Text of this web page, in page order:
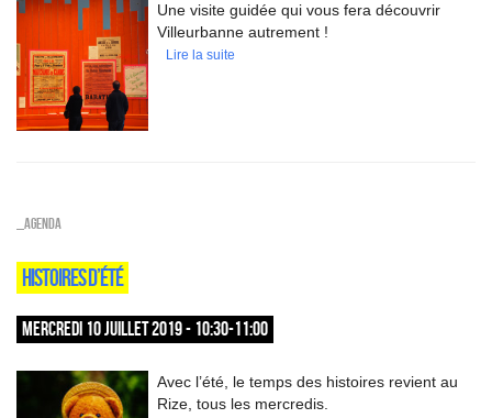
Une visite guidée qui vous fera découvrir
Villeurbanne autrement !
Lire la suite
_Agenda
HISTOIRES D’ÉTÉ
MERCREDI 10 JUILLET 2019 - 10:30-11:00
Avec l’été, le temps des histoires revient au
Rize, tous les mercredis.